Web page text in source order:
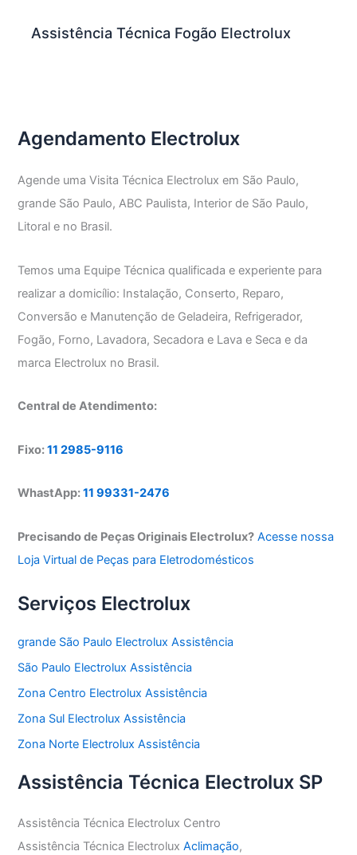
Assistência Técnica Fogão Electrolux
Agendamento Electrolux
Agende uma Visita Técnica Electrolux em São Paulo,
grande São Paulo, ABC Paulista, Interior de São Paulo,
Litoral e no Brasil.
Temos uma Equipe Técnica qualificada e experiente para
realizar a domicílio: Instalação, Conserto, Reparo,
Conversão e Manutenção de Geladeira, Refrigerador,
Fogão, Forno, Lavadora, Secadora e Lava e Seca e da
marca Electrolux no Brasil.
Central de Atendimento:
Fixo:11 2985-9116
WhastApp:11 99331-2476
Precisando de Peças Originais Electrolux? Acesse nossa
Loja Virtual de Peças para Eletrodomésticos
Serviços Electrolux
grande São Paulo Electrolux Assistência
São Paulo Electrolux Assistência
Zona Centro Electrolux Assistência
Zona Sul Electrolux Assistência
Zona Norte Electrolux Assistência
Assistência Técnica Electrolux SP
Assistência Técnica Electrolux Centro
Assistência Técnica ElectroluxAclimação,